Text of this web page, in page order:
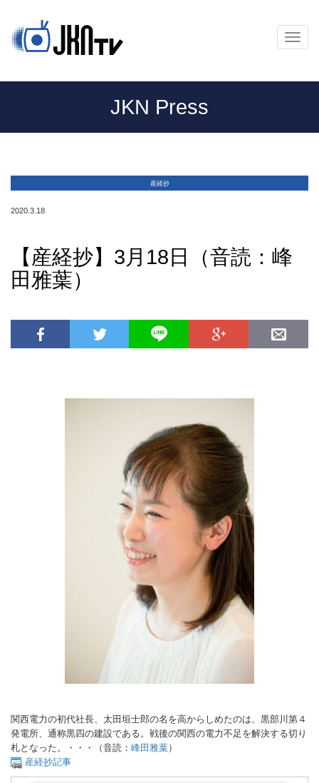
メ
ニ
ー
JKN Press
産経抄
2020.3.18
【産経抄】3月18日（音読：峰
田雅葉）
関西電力の初代社長、太田垣士郎の名を高からしめたのは、黒部川第４
発電所、通称黒四の建設である。戦後の関西の電力不足を解決する切り
札となった。・・・（音読： 峰田雅葉）
産経抄記事